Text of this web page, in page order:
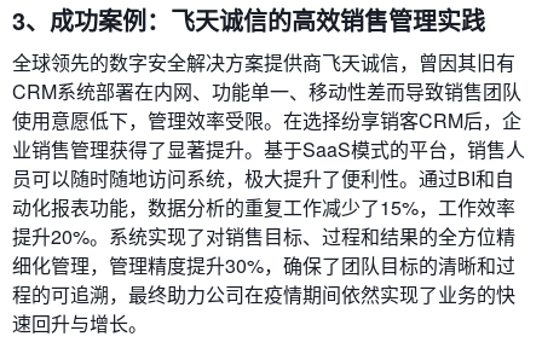
3、成功案例：飞天诚信的高效销售管理实践
全球领先的数字安全解决方案提供商飞天诚信，曾因其旧有
CRM系统部署在内网、功能单一、移动性差而导致销售团队
使用意愿低下，管理效率受限。在选择纷享销客CRM后，企
业销售管理获得了显著提升。基于SaaS模式的平台，销售人
员可以随时随地访问系统，极大提升了便利性。通过BI和自
动化报表功能，数据分析的重复工作减少了15%，工作效率
提升20%。系统实现了对销售目标、过程和结果的全方位精
细化管理，管理精度提升30%，确保了团队目标的清晰和过
程的可追溯，最终助力公司在疫情期间依然实现了业务的快
速回升与增长。